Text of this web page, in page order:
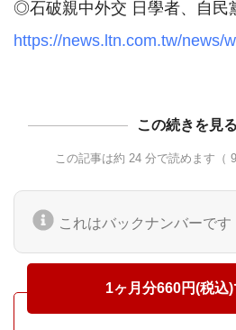
https://news.ltn.com.tw/news/
この続きを見
この記事は約 24 分で読めます（
これはバックナンバーです
1ヶ月分660円(税込)